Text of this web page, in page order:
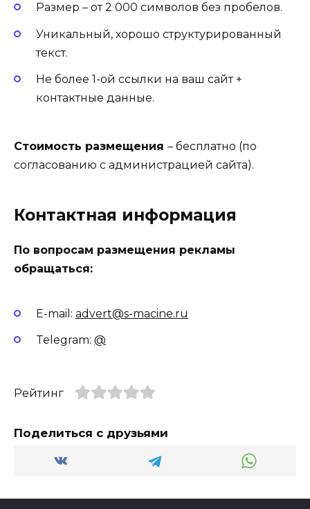
Размер – от 2 000 символов без пробелов.
Уникальный, хорошо структурированный
текст.
Не более 1-ой ссылки на ваш сайт +
контактные данные.
Стоимость размещения – бесплатно (по
согласованию с администрацией сайта).
Контактная информация
По вопросам размещения рекламы
обращаться:
E-mail: advert@s-macine.ru
Telegram: @
Рейтинг
Поделиться с друзьями